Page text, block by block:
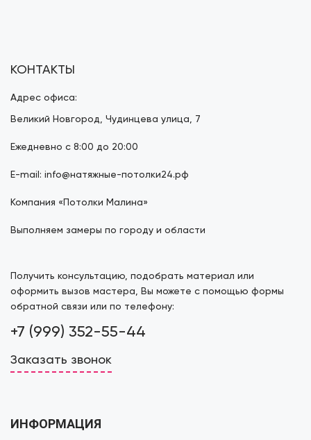
КОНТАКТЫ
Адрес офиса:
Великий Новгород, Чудинцева улица, 7
Ежедневно с 8:00 до 20:00
E-mail: info@натяжные-потолки24.рф
Компания «Потолки Малина»
Выполняем замеры по городу и области
Получить консультацию, подобрать материал или
оформить вызов мастера, Вы можете с помощью формы
обратной связи или по телефону:
+7 (999) 352-55-44
Заказать звонок
ИНФОРМАЦИЯ